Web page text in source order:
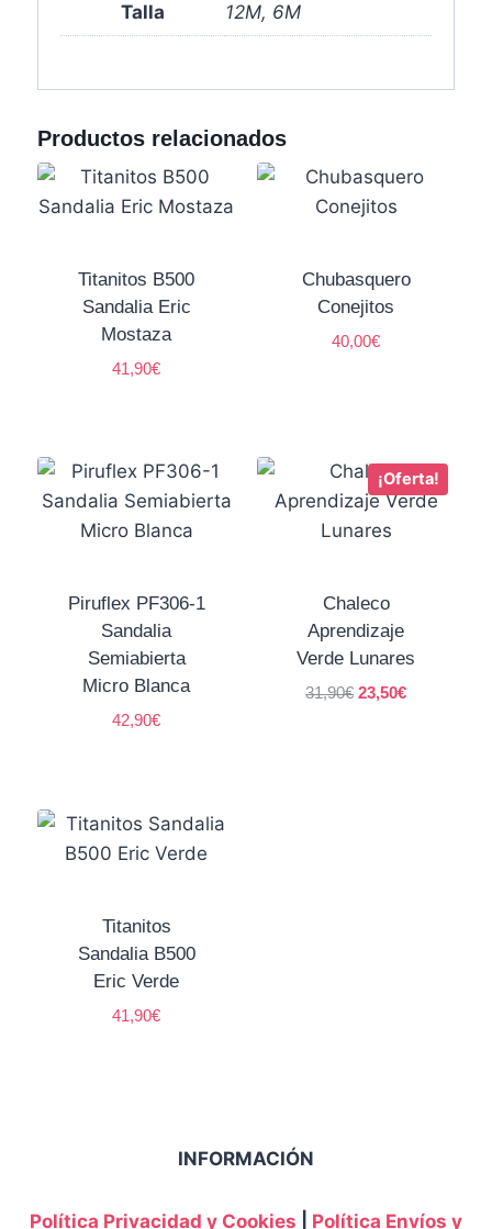
Talla 12M, 6M
Productos relacionados
Titanitos B500
Sandalia Eric
Mostaza
41,90€
Chubasquero
Conejitos
40,00€
Piruflex PF306-1
Sandalia
Semiabierta
Micro Blanca
42,90€
¡Oferta!
Chaleco
Aprendizaje
Verde Lunares
31,90€ 23,50€
Titanitos
Sandalia B500
Eric Verde
41,90€
INFORMACIÓN
Política Privacidad y Cookies Política Envíos y